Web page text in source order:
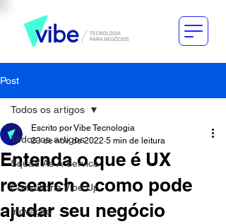
Post
Todos os artigos
Squad As A Service
Consultoria Vibe Up
Inovação
Todos os artigos
Entenda o que é UX
research e como pode
ajudar seu negócio
Escrito por Vibe Tecnologia
23 de nov. de 2022 5 min de leitura